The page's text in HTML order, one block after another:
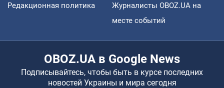
Редакционная политика
Журналисты OBOZ.UA на
месте событий
OBOZ.UA в Google News
Подписывайтесь, чтобы быть в курсе последних
новостей Украины и мира сегодня